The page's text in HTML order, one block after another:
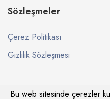
Sözleşmeler
Çerez Politikası
Gizlilik Sözleşmesi
Bu web sitesinde çerezler